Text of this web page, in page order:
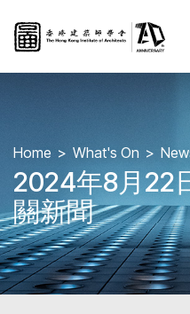
Home What's On
2024年8月22
關新聞